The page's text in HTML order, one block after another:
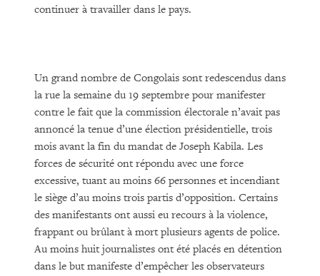
continuer à travailler dans le pays.
Un grand nombre de Congolais sont redescendus dans
la rue la semaine du 19 septembre pour manifester
contre le fait que la commission électorale n’avait pas
annoncé la tenue d’une élection présidentielle, trois
mois avant la fin du mandat de Joseph Kabila. Les
forces de sécurité ont répondu avec une force
excessive, tuant au moins 66 personnes et incendiant
le siège d’au moins trois partis d’opposition. Certains
des manifestants ont aussi eu recours à la violence,
frappant ou brûlant à mort plusieurs agents de police.
Au moins huit journalistes ont été placés en détention
dans le but manifeste d’empêcher les observateurs